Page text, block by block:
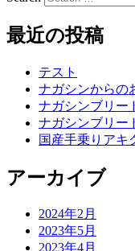
最近の投稿
テスト
ナガシンからの
ナガシンブリー
ナガシンブリー
国産手乗りアキ
アーカイブ
2024年2月
2023年5月
2023年4月